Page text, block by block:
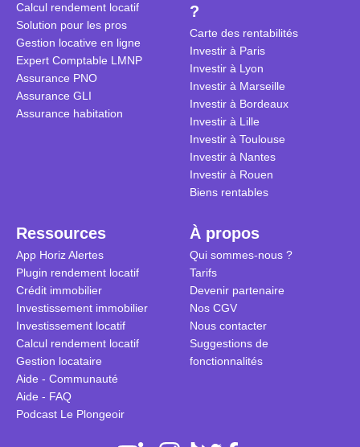
Calcul rendement locatif
Solution pour les pros
Gestion locative en ligne
Expert Comptable LMNP
Assurance PNO
Assurance GLI
Assurance habitation
?
Carte des rentabilités
Investir à Paris
Investir à Lyon
Investir à Marseille
Investir à Bordeaux
Investir à Lille
Investir à Toulouse
Investir à Nantes
Investir à Rouen
Biens rentables
Ressources
App Horiz Alertes
Plugin rendement locatif
Crédit immobilier
Investissement immobilier
Investissement locatif
Calcul rendement locatif
Gestion locataire
Aide - Communauté
Aide - FAQ
Podcast Le Plongeoir
À propos
Qui sommes-nous ?
Tarifs
Devenir partenaire
Nos CGV
Nous contacter
Suggestions de
fonctionnalités